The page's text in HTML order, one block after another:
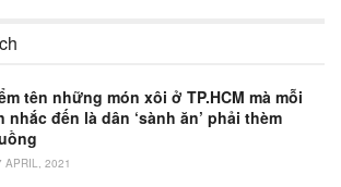
tên những món xôi ở TP.HCM mà mỗi
nhắc đến là dân ‘sành ăn’ phải thèm
APRIL, 2021